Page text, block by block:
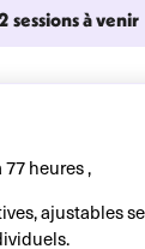
sessions à venir
77 heures ,
ajustables